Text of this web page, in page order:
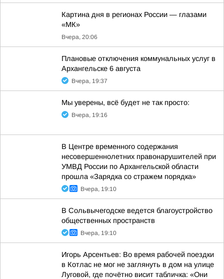
Картина дня в регионах России — глазами
«МК»
Вчера, 20:06
Плановые отключения коммунальных услуг в
Архангельске 6 августа
Вчера, 19:37
Мы уверены, всё будет не так просто:
Вчера, 19:16
В Центре временного содержания
несовершеннолетних правонарушителей при
УМВД России по Архангельской области
прошла «Зарядка со стражем порядка»
Вчера, 19:10
В Сольвычегодске ведется благоустройство
общественных пространств
Вчера, 19:10
Игорь Арсентьев: Во время рабочей поездки
в Котлас не мог не заглянуть в дом на улице
Луговой, где почётно висит табличка: «Они